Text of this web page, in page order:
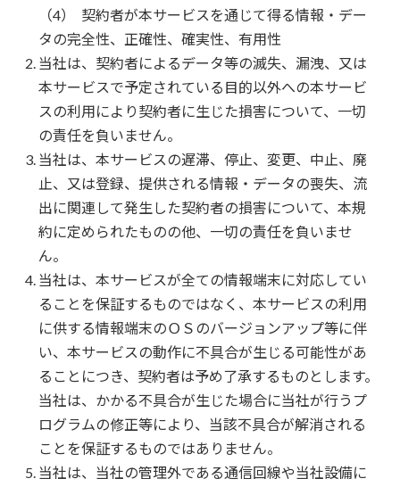
契約者が本サービスを通じて得る情報・デー
タの完全性、正確性、確実性、有用性
当社は、契約者によるデータ等の滅失、漏洩、又は
本サービスで予定されている目的以外への本サービ
スの利用により契約者に生じた損害について、一切
の責任を負いません。
当社は、本サービスの遅滞、停止、変更、中止、廃
止、又は登録、提供される情報・データの喪失、流
出に関連して発生した契約者の損害について、本規
約に定められたものの他、一切の責任を負いませ
ん。
当社は、本サービスが全ての情報端末に対応してい
ることを保証するものではなく、本サービスの利用
に供する情報端末のＯＳのバージョンアップ等に伴
い、本サービスの動作に不具合が生じる可能性があ
ることにつき、契約者は予め了承するものとします。
当社は、かかる不具合が生じた場合に当社が行うプ
ログラムの修正等により、当該不具合が解消される
ことを保証するものではありません。
当社は、当社の管理外である通信回線や当社設備に